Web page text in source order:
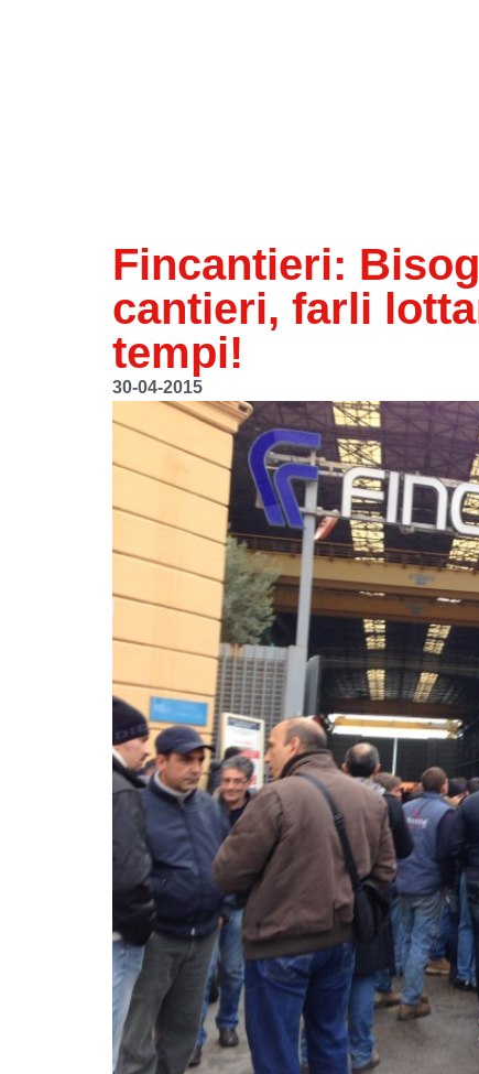
Fincantieri:
cantieri, farli
tempi!
30-04-2015